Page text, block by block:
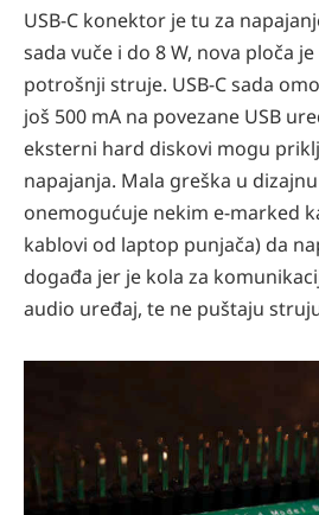
USB-C konektor je tu za
sada vuče i do 8 W, nova ploča
potrošnji struje. USB-C sada
još 500 mA na povezane USB
eksterni hard diskovi mogu
napajanja. Mala greška u
onemogućuje nekim e-marked
kablovi od laptop punjača) da
događa jer je kola za
audio uređaj, te ne puštaju